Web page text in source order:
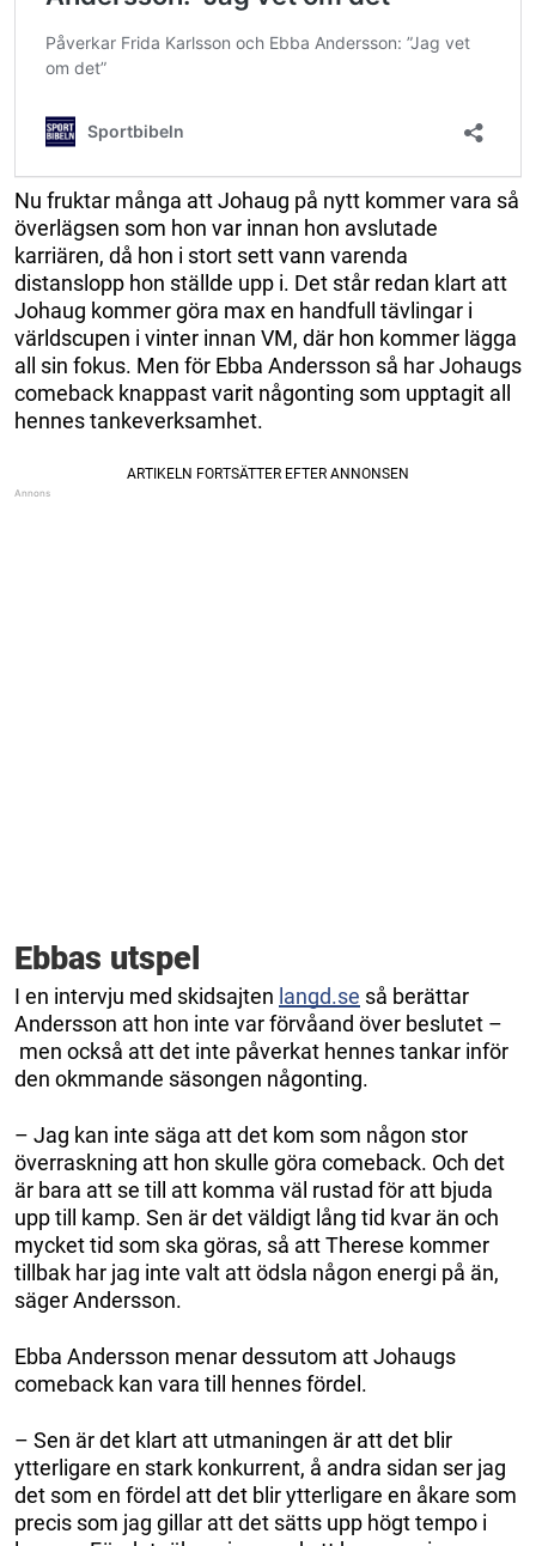
Nu fruktar många att Johaug på nytt kommer vara så
överlägsen som hon var innan hon avslutade
karriären, då hon i stort sett vann varenda
distanslopp hon ställde upp i. Det står redan klart att
Johaug kommer göra max en handfull tävlingar i
världscupen i vinter innan VM, där hon kommer lägga
all sin fokus. Men för Ebba Andersson så har Johaugs
comeback knappast varit någonting som upptagit all
hennes tankeverksamhet.
Ebbas utspel
I en intervju med skidsajten langd.se så berättar
Andersson att hon inte var förvåand över beslutet –
men också att det inte påverkat hennes tankar inför
den okmmande säsongen någonting.
– Jag kan inte säga att det kom som någon stor
överraskning att hon skulle göra comeback. Och det
är bara att se till att komma väl rustad för att bjuda
upp till kamp. Sen är det väldigt lång tid kvar än och
mycket tid som ska göras, så att Therese kommer
tillbak har jag inte valt att ödsla någon energi på än,
säger Andersson.
Ebba Andersson menar dessutom att Johaugs
comeback kan vara till hennes fördel.
– Sen är det klart att utmaningen är att det blir
ytterligare en stark konkurrent, å andra sidan ser jag
det som en fördel att det blir ytterligare en åkare som
precis som jag gillar att det sätts upp högt tempo i